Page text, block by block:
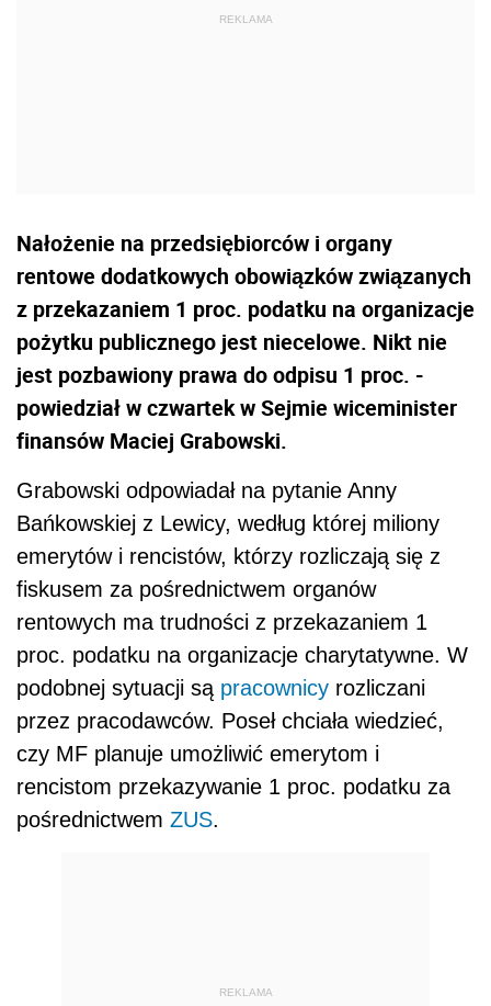
Nałożenie na przedsiębiorców i organy
rentowe dodatkowych obowiązków związanych
z przekazaniem 1 proc. podatku na organizacje
pożytku publicznego jest niecelowe. Nikt nie
jest pozbawiony prawa do odpisu 1 proc. -
powiedział w czwartek w Sejmie wiceminister
finansów Maciej Grabowski.
Grabowski odpowiadał na pytanie Anny
Bańkowskiej z Lewicy, według której miliony
emerytów i rencistów, którzy rozliczają się z
fiskusem za pośrednictwem organów
rentowych ma trudności z przekazaniem 1
proc. podatku na organizacje charytatywne. W
podobnej sytuacji są pracownicy rozliczani
przez pracodawców. Poseł chciała wiedzieć,
czy MF planuje umożliwić emerytom i
rencistom przekazywanie 1 proc. podatku za
pośrednictwem ZUS.
REKLAMA